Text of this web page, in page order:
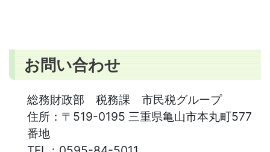
お問い合わせ
総務財政部 税務課 市民税グループ
住所： 〒519-0195 三重県亀山市本丸町577
番地